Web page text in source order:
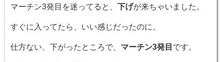
マーチン3発目を迷ってると、 下げが来ちゃいました。
すぐに入ってたら、いい感じだったのに。
仕方ない、下がったところで、 マーチン3発目 です。